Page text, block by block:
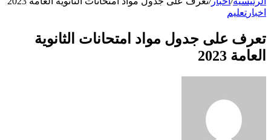
اخبار تعليم
تعرف على جدول مواد امتحانات الثانوية
العامة 2023